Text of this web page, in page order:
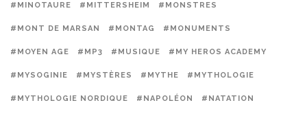
#MINOTAURE #MITTERSHEIM #MONSTRES
#MONT DE MARSAN #MONTAG #MONUMENTS
#MOYEN AGE #MP3 #MUSIQUE #MY HEROS ACADEMY
#MYSOGINIE #MYSTÈRES #MYTHE #MYTHOLOGIE
#MYTHOLOGIE NORDIQUE #NAPOLÉON #NATATION